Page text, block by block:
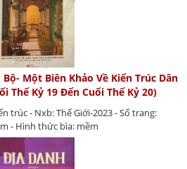
Một Biên Khảo Về Kiến Trúc Dân
Thế Kỷ 19 Đến Cuối Thế Kỷ 20)
trúc - Nxb: Thế Giới-2023 - Số trang:
- Hình thức bìa: mềm